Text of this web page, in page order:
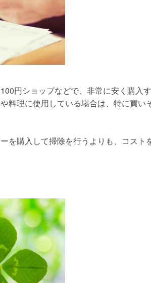
円ショップなどで、非常に安く購入
料理に使用している場合は、特に買い
を購入して掃除を行うよりも、コスト